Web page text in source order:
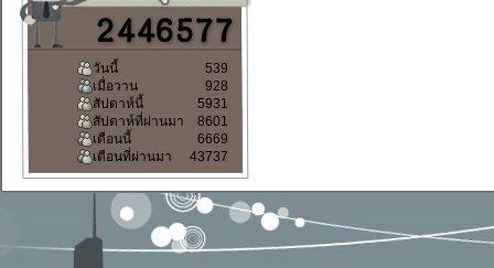
วันนี้
539
เมื่อวาน
928
สัปดาห์นี้
5931
สัปดาห์ที่ผ่านมา
8601
เดือนนี้
6669
เดือนที่ผ่านมา
43737